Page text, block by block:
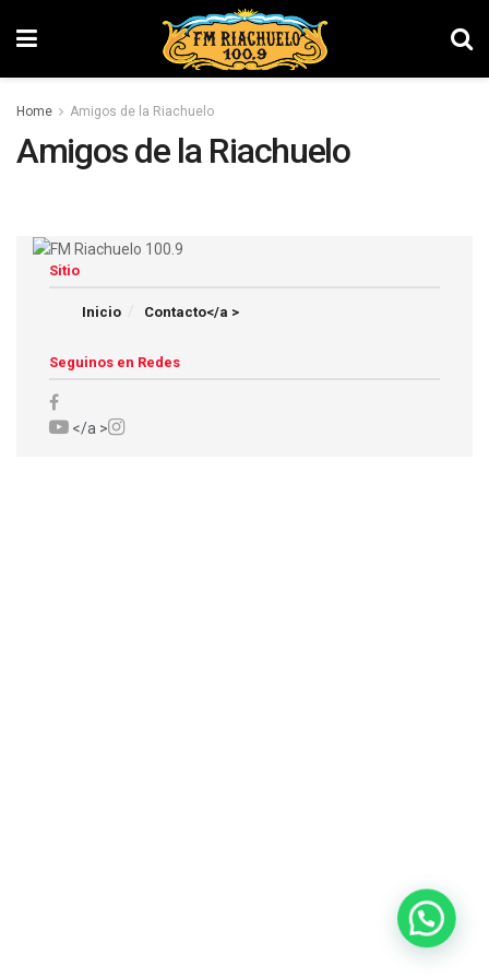
Home Amigos de la Riachuelo
Amigos de la Riachuelo
Sitio
Inicio Contacto</a >
Seguinos en Redes
</a >